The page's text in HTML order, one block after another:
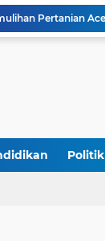
Politik